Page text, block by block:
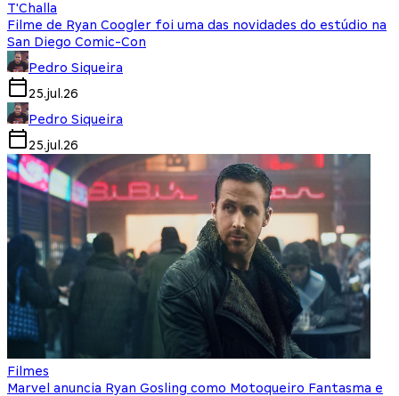
T'Challa
Filme de Ryan Coogler foi uma das novidades do estúdio na
San Diego Comic-Con
Pedro Siqueira
25.jul.26
Pedro Siqueira
25.jul.26
Filmes
Marvel anuncia Ryan Gosling como Motoqueiro Fantasma e